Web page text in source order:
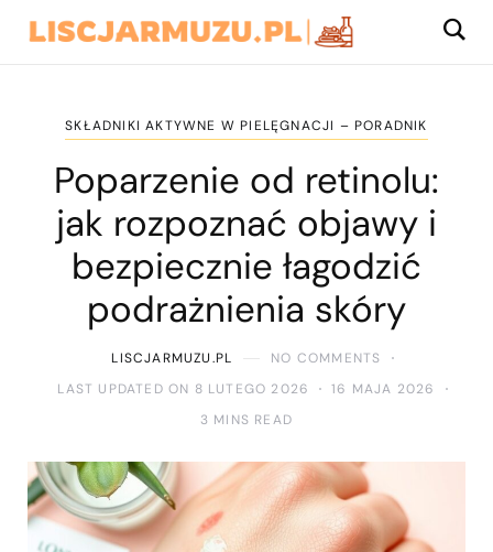
SKŁADNIKI AKTYWNE W PIELĘGNACJI – PORADNIK
Poparzenie od retinolu:
jak rozpoznać objawy i
bezpiecznie łagodzić
podrażnienia skóry
LISCJARMUZU.PL
NO COMMENTS
LAST UPDATED ON 8 LUTEGO 2026
16 MAJA 2026
3 MINS READ